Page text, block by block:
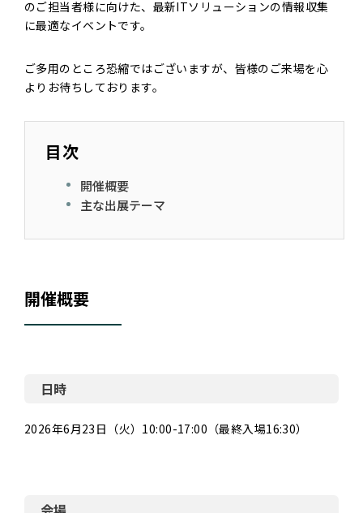
のご担当者様に向けた、最新ITソリューションの情報収集
に最適なイベントです。
ご多用のところ恐縮ではございますが、皆様のご来場を心
よりお待ちしております。
目次
開催概要
主な出展テーマ
開催概要
日時
2026年6月23日（火）10:00-17:00（最終入場16:30）